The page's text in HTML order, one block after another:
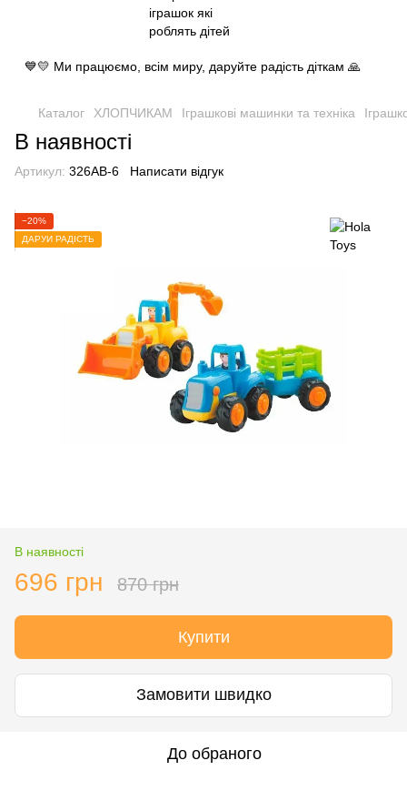
💙💛 Ми працюємо, всім миру, даруйте радість діткам 🙏
Каталог ХЛОПЧИКАМ Іграшкові машинки та техніка
В наявності
Артикул: 326AB-6 Написати відгук
−20%
ДАРУЙ РАДІСТЬ
В наявності
696 грн 870 грн
Купити
Замовити швидко
До обраного